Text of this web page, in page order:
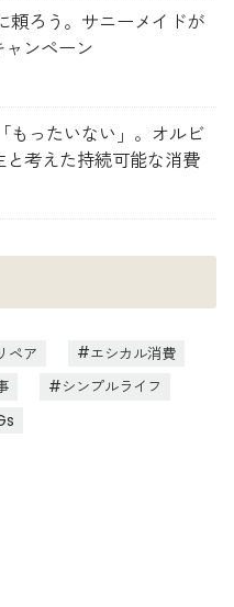
頼ろう。サニーメイドが
ンペーン
もったいない」。オルビ
と考えた持続可能な消費
リペア
エシカル消費
シンプルライフ